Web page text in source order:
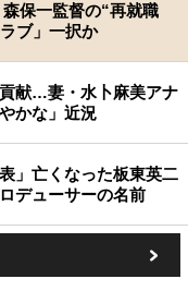
保一監督の“再就職
ブ」一択か
献…妻・水卜麻美アナ
かな」近況
」亡くなった板東英二
デューサーの名前